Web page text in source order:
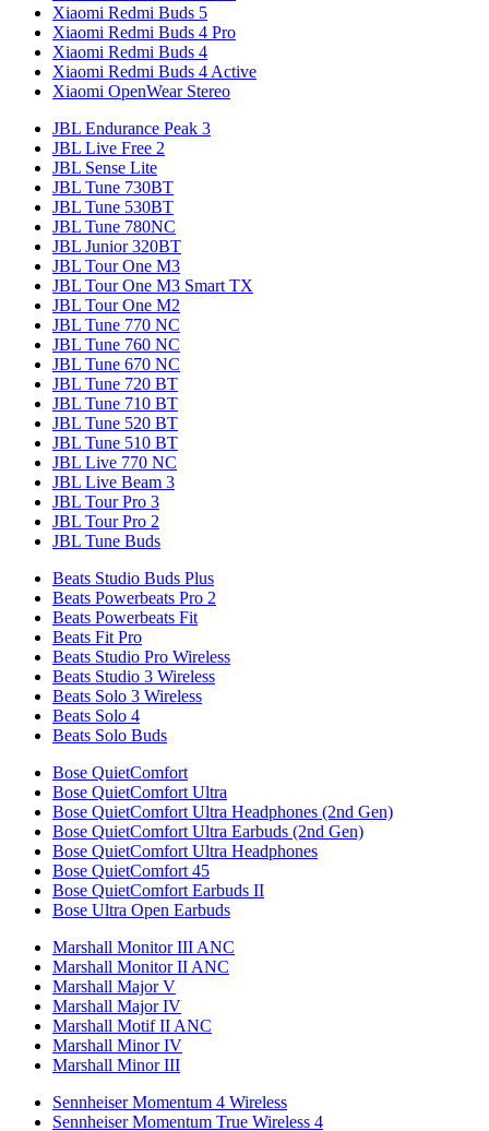
Xiaomi Redmi Buds 5
Xiaomi Redmi Buds 4 Pro
Xiaomi Redmi Buds 4
Xiaomi Redmi Buds 4 Active
Xiaomi OpenWear Stereo
JBL Endurance Peak 3
JBL Live Free 2
JBL Sense Lite
JBL Tune 730BT
JBL Tune 530BT
JBL Tune 780NC
JBL Junior 320BT
JBL Tour One M3
JBL Tour One M3 Smart TX
JBL Tour One M2
JBL Tune 770 NC
JBL Tune 760 NC
JBL Tune 670 NC
JBL Tune 720 BT
JBL Tune 710 BT
JBL Tune 520 BT
JBL Tune 510 BT
JBL Live 770 NC
JBL Live Beam 3
JBL Tour Pro 3
JBL Tour Pro 2
JBL Tune Buds
Beats Studio Buds Plus
Beats Powerbeats Pro 2
Beats Powerbeats Fit
Beats Fit Pro
Beats Studio Pro Wireless
Beats Studio 3 Wireless
Beats Solo 3 Wireless
Beats Solo 4
Beats Solo Buds
Bose QuietComfort
Bose QuietComfort Ultra
Bose QuietComfort Ultra Headphones (2nd Gen)
Bose QuietComfort Ultra Earbuds (2nd Gen)
Bose QuietComfort Ultra Headphones
Bose QuietComfort 45
Bose QuietComfort Earbuds II
Bose Ultra Open Earbuds
Marshall Monitor III ANC
Marshall Monitor II ANC
Marshall Major V
Marshall Major IV
Marshall Motif II ANC
Marshall Minor IV
Marshall Minor III
Sennheiser Momentum 4 Wireless
Sennheiser Momentum True Wireless 4